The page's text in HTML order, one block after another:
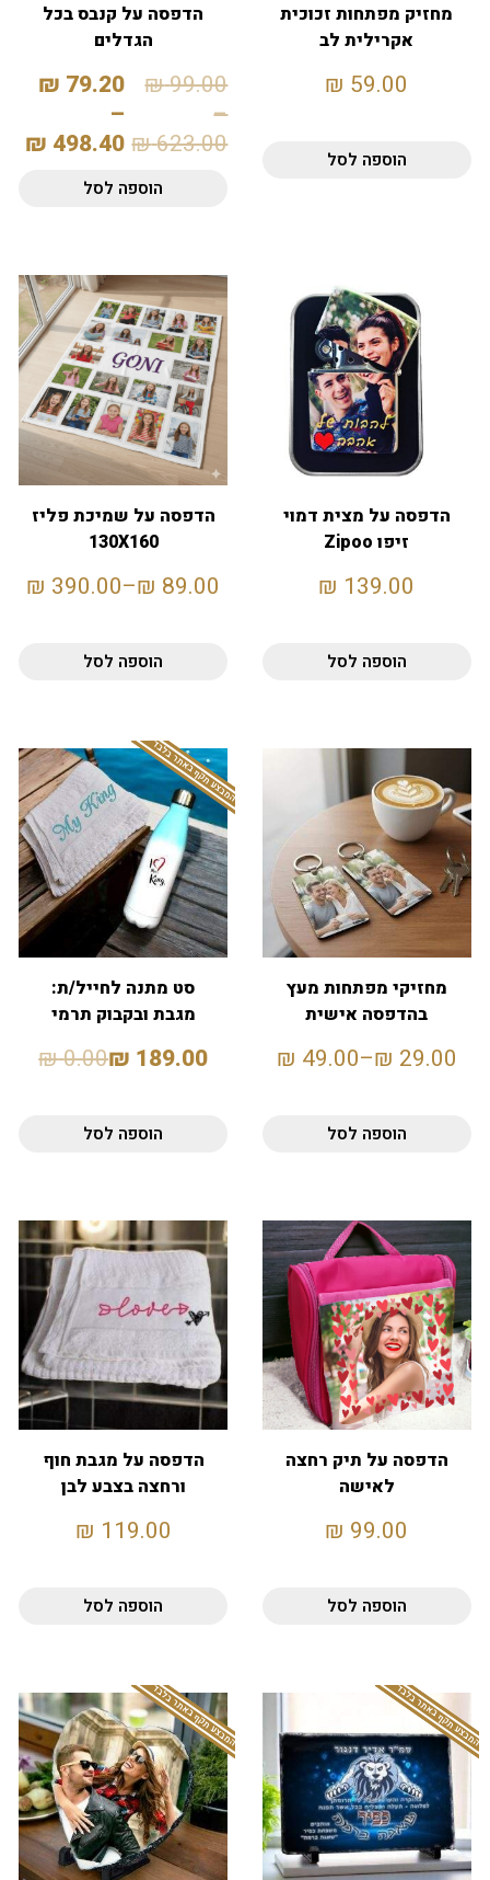
מחזיק מפתחות זכוכית
אקרילית לב
59.00
₪
הוספה לסל
הדפסה על קנבס בכל
הגדלים
99.00
₪
–
623.00
₪
79.20
₪
–
498.40
₪
הוספה לסל
הדפסה על מצית דמוי
זיפו Zipoo
139.00
₪
הוספה לסל
הדפסה על שמיכת פליז
130X160
89.00
₪
–
390.00
₪
הוספה לסל
מחזיקי מפתחות מעץ
בהדפסה אישית
29.00
₪
–
49.00
₪
הוספה לסל
המבצע תקף באתר בלבד
סט מתנה לחייל/ת:
מגבת ובקבוק תרמי
189.00
₪
0.00
₪
הוספה לסל
הדפסה על תיק רחצה
לאישה
99.00
₪
הוספה לסל
הדפסה על מגבת חוף
ורחצה בצבע לבן
119.00
₪
הוספה לסל
המבצע תקף באתר בלבד המבצע תקף באתר בלבד